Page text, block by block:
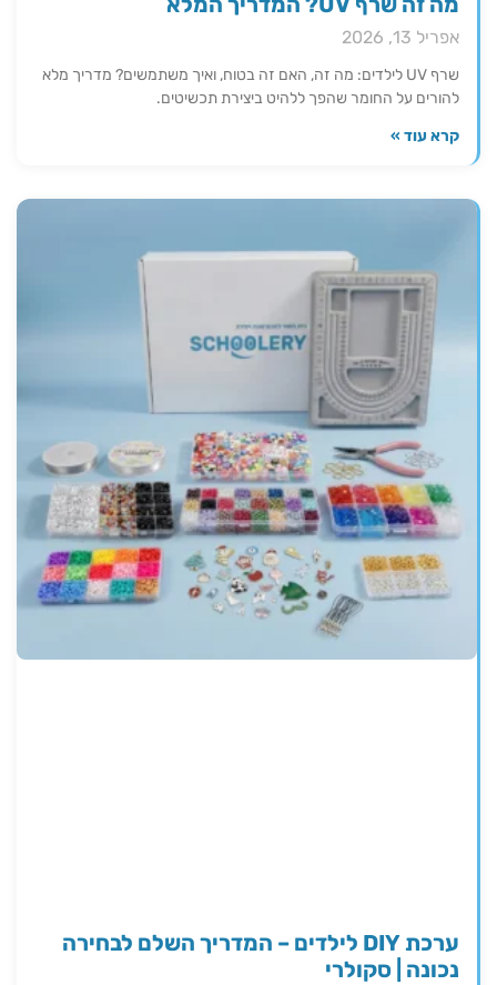
אפריל 13, 2026
שרף UV לילדים: מה זה, האם זה בטוח, ואיך משתמשים? מדריך מלא
להורים על החומר שהפך ללהיט ביצירת תכשיטים.
קרא עוד »
ערכת DIY לילדים – המדריך השלם לבחירה
נכונה | סקולרי